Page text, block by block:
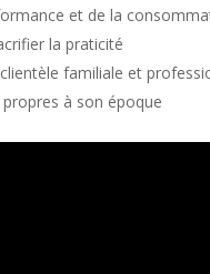
et de la
la praticité
familiale et
à son époque